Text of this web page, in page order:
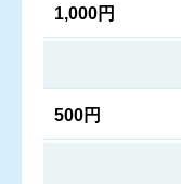
1,000円
500円